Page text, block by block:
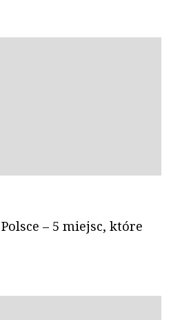
– 5 miejsc, które